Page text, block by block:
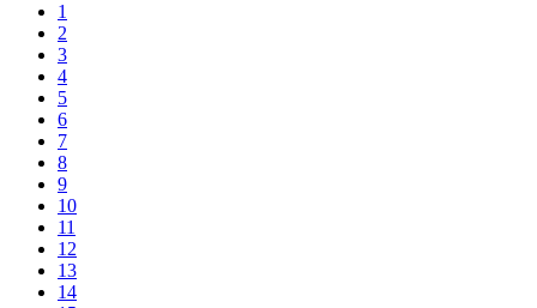
1
2
3
4
5
6
7
8
9
10
11
12
13
14